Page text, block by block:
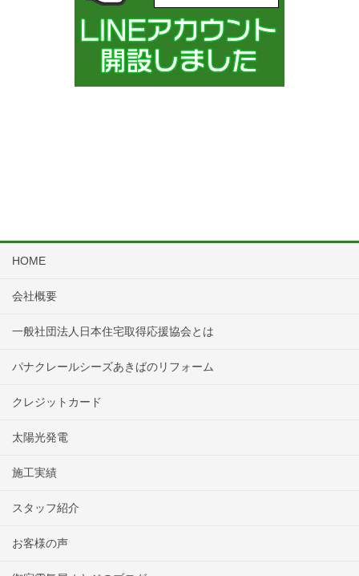
HOME
会社概要
一般社団法人日本住宅取得応援協会とは
パナクレールシーズあきばのリフォーム
クレジットカード
太陽光発電
施工実績
スタッフ紹介
お客様の声